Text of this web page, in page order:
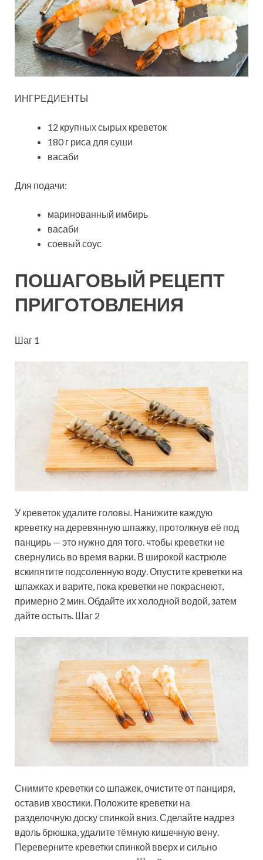
ИНГРЕДИЕНТЫ
12 крупных сырых креветок
180 г риса для суши
васаби
Для подачи:
маринованный имбирь
васаби
соевый соус
ПОШАГОВЫЙ РЕЦЕПТ
ПРИГОТОВЛЕНИЯ
Шаг 1
У креветок удалите головы. Нанижите каждую
креветку на деревянную шпажку, протолкнув её под
панцирь — это нужно для того. чтобы креветки не
свернулись во время варки. В широкой кастрюле
вскипятите подсоленную воду. Опустите креветки на
шпажках и варите, пока креветки не покраснеют,
примерно 2 мин. Обдайте их холодной водой, затем
дайте остыть. Шаг 2
Снимите креветки со шпажек, очистите от панциря,
оставив хвостики. Положите креветки на
разделочную доску спинкой вниз. Сделайте надрез
вдоль брюшка, удалите тёмную кишечную вену.
Переверните креветки спинкой вверх и сильно